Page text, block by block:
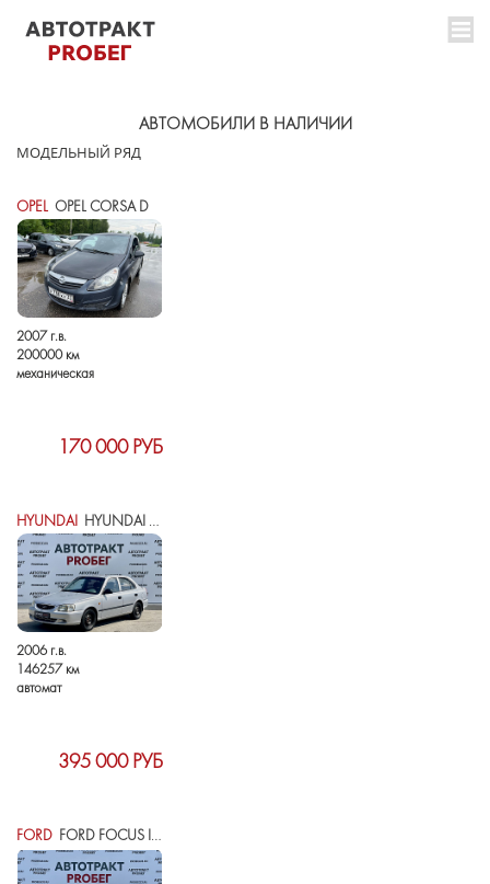
АВТОМОБИЛИ В НАЛИЧИИ
МОДЕЛЬНЫЙ РЯД
OPEL OPEL CORSA D
2007 г.в.
200000 км
механическая
170 000 РУБ
HYUNDAI HYUNDAI ACCENT II
2006 г.в.
146257 км
автомат
395 000 РУБ
FORD FORD FOCUS II РЕСТАЙЛИНГ